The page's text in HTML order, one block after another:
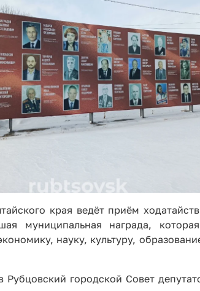
края ведёт приём
муниципальная награда,
науку, культуру,
городской Совет